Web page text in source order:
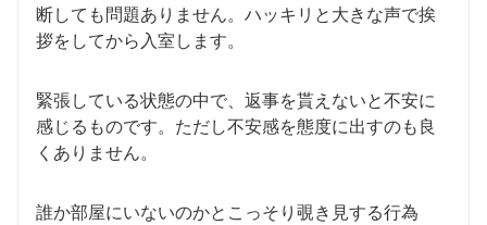
断しても問題ありません。ハッキリと大きな声で挨
拶をしてから入室します。
緊張している状態の中で、返事を貰えないと不安に
感じるものです。ただし不安感を態度に出すのも良
くありません。
誰か部屋にいないのかとこっそり覗き見する行為